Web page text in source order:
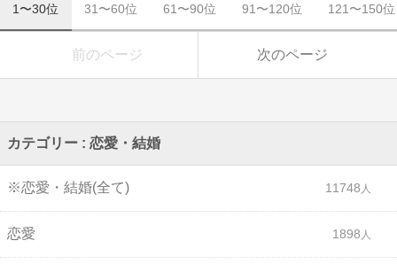
1〜30位 31〜60位 61〜90位 91〜120位 121〜150位
前のページ 次のページ
カテゴリー : 恋愛・結婚
※恋愛・結婚(全て) 11748
恋愛 1898